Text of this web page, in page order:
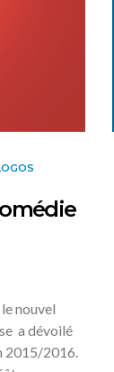
nouvel
a dévoilé
2015/2016.